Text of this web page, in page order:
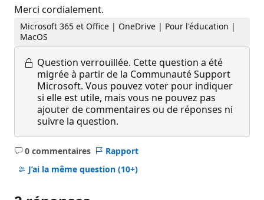
Merci cordialement.
Microsoft 365 et Office | OneDrive | Pour l'éducation |
MacOS
Question verrouillée. Cette question a été
migrée à partir de la Communauté Support
Microsoft. Vous pouvez voter pour indiquer
si elle est utile, mais vous ne pouvez pas
ajouter de commentaires ou de réponses ni
suivre la question.
0 commentaires
Aucun
commentaire
Rapport
J’ai la même question (10+)